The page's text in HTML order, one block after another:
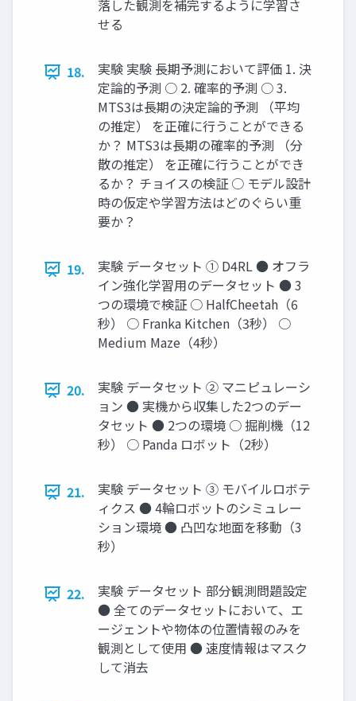
落した観測を補完するように学習さ
せる
18.
実験 実験 長期予測において評価 1. 決
定論的予測 ○ 2. 確率的予測 ○ 3.
MTS3は長期の決定論的予測 （平均
の推定） を正確に行うことができる
か？ MTS3は長期の確率的予測 （分
散の推定） を正確に行うことができ
るか？ チョイスの検証 ○ モデル設計
時の仮定や学習方法はどのぐらい重
要か？
19.
実験 データセット ① D4RL ● オフラ
イン強化学習用のデータセット ● 3
つの環境で検証 ○ HalfCheetah（6
秒） ○ Franka Kitchen（3秒） ○
Medium Maze（4秒）
20.
実験 データセット ② マニピュレーシ
ョン ● 実機から収集した2つのデー
タセット ● 2つの環境 ○ 掘削機（12
秒） ○ Panda ロボット（2秒）
21.
実験 データセット ③ モバイルロボテ
ィクス ● 4輪ロボットのシミュレー
ション環境 ● 凸凹な地面を移動（3
秒）
22.
実験 データセット 部分観測問題設定
● 全てのデータセットにおいて、エ
ージェントや物体の位置情報のみを
観測として使用 ● 速度情報はマスク
して消去